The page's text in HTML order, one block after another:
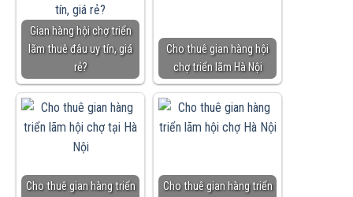
Gian hàng hội chợ triển
lãm thuê đâu uy tín, giá
rẻ?
Cho thuê gian hàng hội
chợ triển lãm Hà Nội
Cho thuê gian hàng triển
Cho thuê gian hàng triển